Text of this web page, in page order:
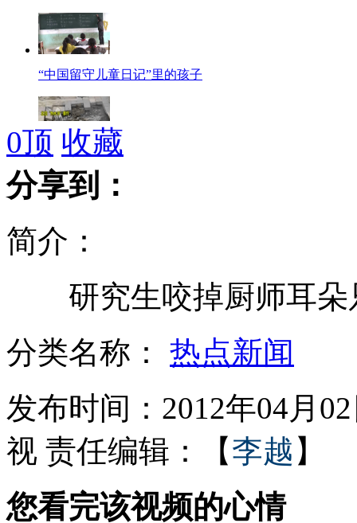
“中国留守儿童日记”里的孩子
北京:路面突然塌陷 女白领掉入热水坑
莫斯科一在建摩天大楼发生严重火灾
沪部分"洋奶粉"再次涨价5%到10%
中央气象台：继续发布沙尘暴蓝色预警
0顶 收藏
分享到：
简介：
研究生咬掉厨师耳朵
分类名称： 热点新闻
发布时间：2012年04月
视 责任编辑：【李越 】
您看完该视频的心情